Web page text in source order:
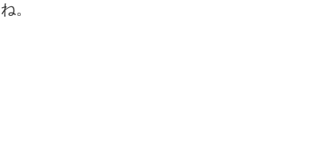
ね。